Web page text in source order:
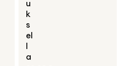
u
k
s
el
l
a